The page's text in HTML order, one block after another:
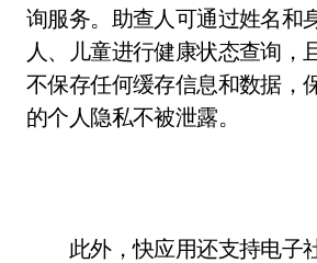
询服务。助查人可通过姓名和
人、儿童进行健康状态查询，
不保存任何缓存信息和数据，
的个人隐私不被泄露。
此外，快应用还支持电子